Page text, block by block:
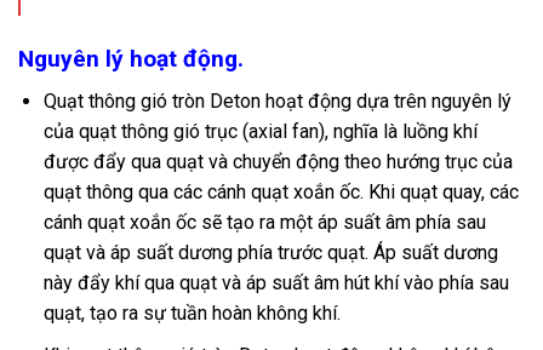
Nguyên lý hoạt động.
Quạt thông gió tròn Deton hoạt động dựa trên nguyên lý
của quạt thông gió trục (axial fan), nghĩa là luồng khí
được đẩy qua quạt và chuyển động theo hướng trục của
quạt thông qua các cánh quạt xoắn ốc. Khi quạt quay, các
cánh quạt xoắn ốc sẽ tạo ra một áp suất âm phía sau
quạt và áp suất dương phía trước quạt. Áp suất dương
này đẩy khí qua quạt và áp suất âm hút khí vào phía sau
quạt, tạo ra sự tuần hoàn không khí.